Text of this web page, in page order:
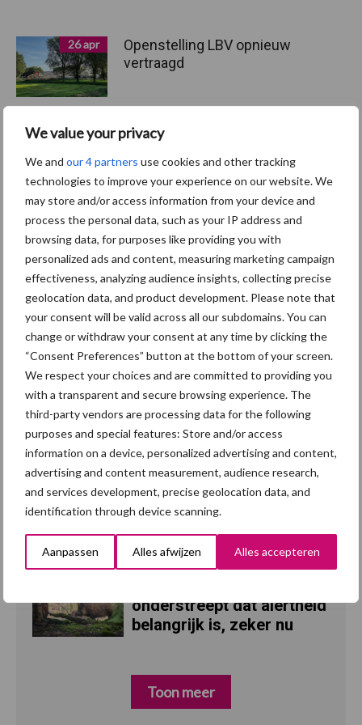
We value your privacy
We and our 4 partners use cookies and other tracking
technologies to improve your experience on our website. We
may store and/or access information from your device and
process the personal data, such as your IP address and
browsing data, for purposes like providing you with
personalized ads and content, measuring marketing campaign
effectiveness, analyzing audience insights, collecting precise
geolocation data, and product development. Please note that
your consent will be valid across all our subdomains. You can
change or withdraw your consent at any time by clicking the
“Consent Preferences” button at the bottom of your screen.
We respect your choices and are committed to providing you
with a transparent and secure browsing experience. The
third-party vendors are processing data for the following
purposes and special features: Store and/or access
information on a device, personalized advertising and content,
advertising and content measurement, audience research,
and services development, precise geolocation data, and
identification through device scanning.
Aanpassen Alles afwijzen Alles accepteren
26 apr
Openstelling LBV opnieuw
vertraagd
doorstart met Zalmboerderij
Maashorst
Toon meer
Recent nieuws Partner nieuws
“Vraag naar praktische
hygieneoplossingen is in
Polen groter dan ooit”
5 aug
Eliminatieprotocol voor
onderstreept dat alertheid
belangrijk is, zeker nu
Toon meer